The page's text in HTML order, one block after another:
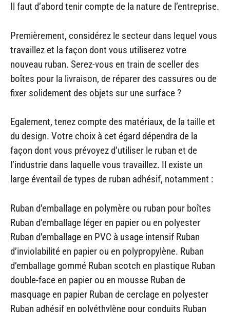
Il faut d’abord tenir compte de la nature de l’entreprise.
Premièrement, considérez le secteur dans lequel vous
travaillez et la façon dont vous utiliserez votre
nouveau ruban. Serez-vous en train de sceller des
boîtes pour la livraison, de réparer des cassures ou de
fixer solidement des objets sur une surface ?
Egalement, tenez compte des matériaux, de la taille et
du design. Votre choix à cet égard dépendra de la
façon dont vous prévoyez d’utiliser le ruban et de
l’industrie dans laquelle vous travaillez. Il existe un
large éventail de types de ruban adhésif, notamment :
Ruban d’emballage en polymère ou ruban pour boîtes
Ruban d’emballage léger en papier ou en polyester
Ruban d’emballage en PVC à usage intensif Ruban
d’inviolabilité en papier ou en polypropylène. Ruban
d’emballage gommé Ruban scotch en plastique Ruban
double-face en papier ou en mousse Ruban de
masquage en papier Ruban de cerclage en polyester
Ruban adhésif en polyéthylène pour conduits Ruban